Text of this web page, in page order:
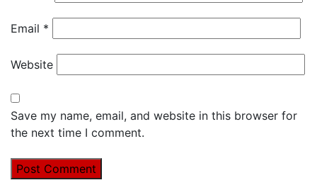
Email *
Website
Save my name, email, and website in this browser for
the next time I comment.